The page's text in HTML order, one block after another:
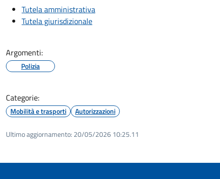
Tutela amministrativa
Tutela giurisdizionale
Argomenti:
Polizia
Categorie:
Mobilità e trasporti Autorizzazioni
Ultimo aggiornamento: 20/05/2026 10:25.11